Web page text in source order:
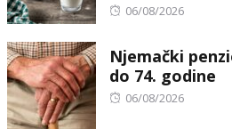
Posted
06/08/2026
Njemački
do 74. godine
Posted
06/08/2026